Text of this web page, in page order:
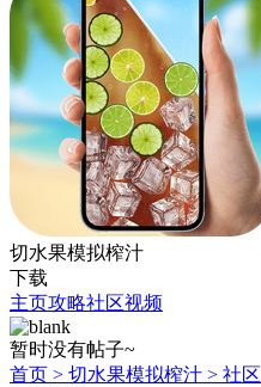
切水果模拟榨汁
下载
主页攻略社区视频
暂时没有帖子~
首页 > 切水果模拟榨汁 > 社区